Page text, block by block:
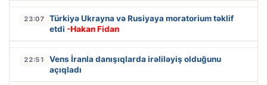
23:07
Türkiyə Ukrayna və Rusiyaya moratorium təklif
etdi -Hakan Fidan
22:51
Vens İranla danışıqlarda irəliləyiş olduğunu
açıqladı